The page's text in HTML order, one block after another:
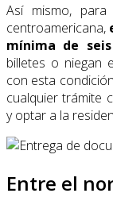
Así mismo,
centroamericana,
mínima de
billetes o niegan
con esta
cualquier trámite
y optar a la
Entre el